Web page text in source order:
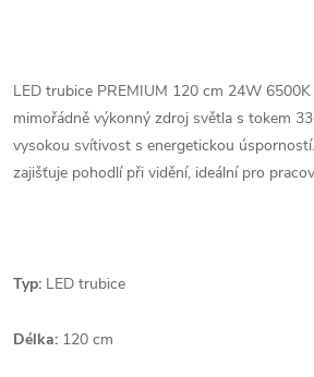
LED trubice PREMIUM 120 cm 24W
mimořádně výkonný zdroj světla s tokem
vysokou svítivost s energetickou
zajišťuje pohodlí při vidění, ideální pro
Typ: LED trubice
Délka: 120 cm